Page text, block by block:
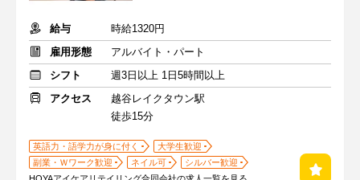
給与
時給1320円
雇用形態
アルバイト・パート
シフト
週3日以上 1日5時間以上
アクセス
越谷レイクタウン駅
徒歩15分
英語力・語学力が身に付く
大学生歓迎
副業・Ｗワーク歓迎
ネイル可
シルバー歓迎